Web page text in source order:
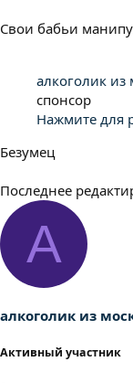
Свои бабьи
алкоголик из
спонсор
Нажмите для
Безумец
Последнее
А
алкоголик из
Активный участник